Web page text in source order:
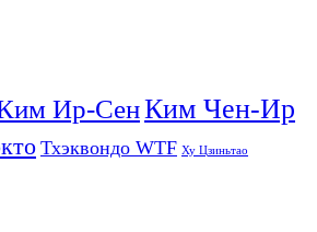
Ир-СенКим Чен-Ир
Тхэквондо WTF Ху Цзиньтао